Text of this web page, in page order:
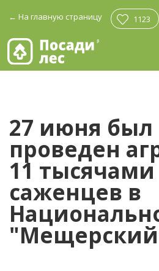
← На главную страницу 1123
27 июня был
проведен
11 тысячами
саженцев в